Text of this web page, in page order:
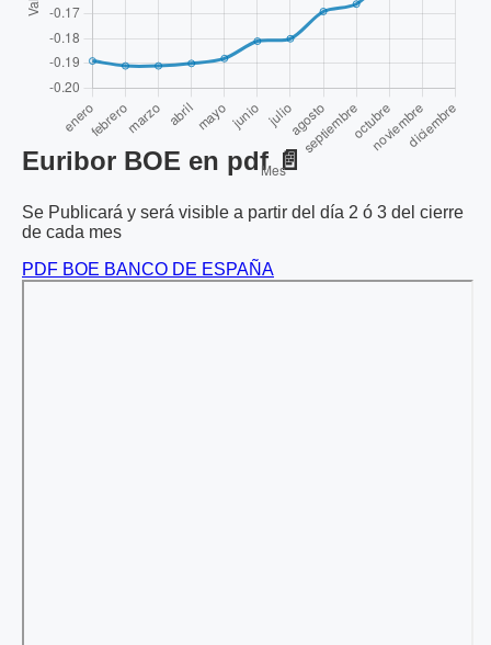
Euribor BOE en pdf 📄
Se Publicará y será visible a partir del día 2 ó 3 del cierre
de cada mes
PDF BOE BANCO DE ESPAÑA